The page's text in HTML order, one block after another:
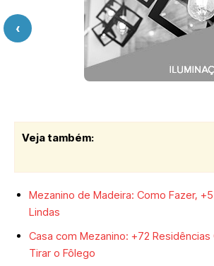
‹
Veja também:
Mezanino de Madeira: Como Fazer,
Lindas
Casa com Mezanino: +72
Tirar o Fôlego